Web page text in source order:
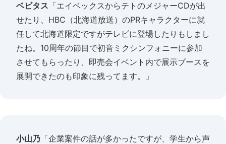
ベビタス 「エイベックスからテトのメジャーCDが出
せたり、HBC（北海道放送）のPRキャラクターに就
任して北海道限定ですがテレビに登場したりもしまし
たね。10周年の節目で初音ミクシンフォニーに参加
させてもらったり、即売会イベント内で展示ブースを
展開できたのも印象に残ってます。」
小山乃 「企業案件の話が多かったですが、学生から声